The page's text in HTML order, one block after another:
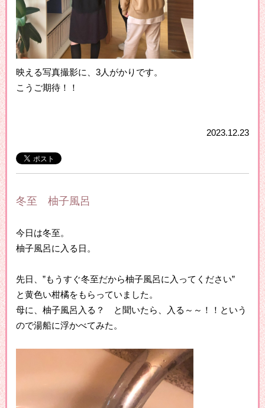
映える写真撮影に、3人がかりです。
こうご期待！！
2023.12.23
冬至 柚子風呂
今日は冬至。
柚子風呂に入る日。
先日、”もうすぐ冬至だから柚子風呂に入ってください”
と黄色い柑橘をもらっていました。
母に、柚子風呂入る？ と聞いたら、入る～～！！という
ので湯船に浮かべてみた。